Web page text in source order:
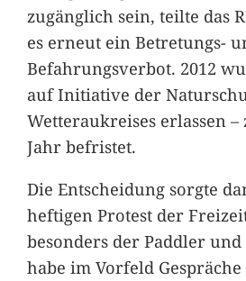
zugänglich sein, teilte das
es erneut ein Betretungs-
Befahrungsverbot. 2012
auf Initiative der
Wetteraukreises erlassen
Jahr befristet.
Die Entscheidung sorgte
heftigen Protest der
besonders der Paddler und
habe im Vorfeld